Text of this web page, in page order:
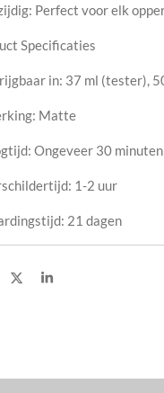
Perfect voor elk
Specificaties
in: 37 ml (tester),
Matte
Ongeveer 30 minuten
1-2 uur
21 dagen
D
S